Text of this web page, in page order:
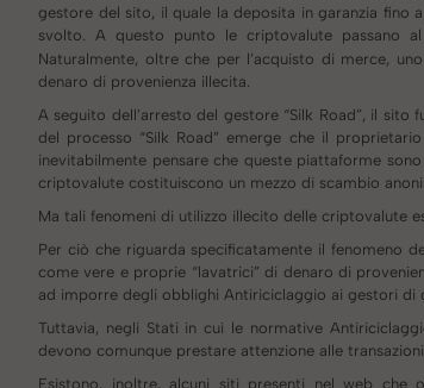
gestore del sito, il quale la deposita in garanzia fino
svolto. A questo punto le criptovalute passano
Naturalmente, oltre che per l’acquisto di merce,
denaro di provenienza illecita.
A seguito dell’arresto del gestore “Silk Road”, il
del processo “Silk Road” emerge che il
inevitabilmente pensare che queste piattaforme
criptovalute costituiscono un mezzo di scambio
Ma tali fenomeni di utilizzo illecito delle criptovalute
Per ciò che riguarda specificatamente il fenomeno
come vere e proprie “lavatrici” di denaro di
ad imporre degli obblighi Antiriciclaggio ai gestori di
Tuttavia, negli Stati in cui le normative
devono comunque prestare attenzione alle
Esistono, inoltre, alcuni siti presenti nel web